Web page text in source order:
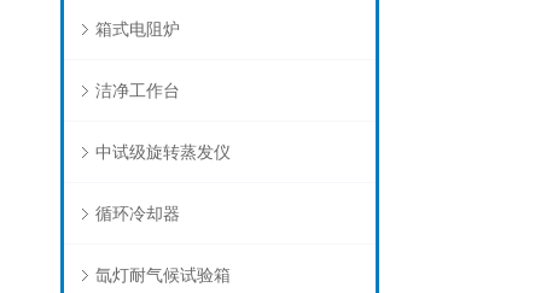
箱式电阻炉
洁净工作台
中试级旋转蒸发仪
循环冷却器
氙灯耐气候试验箱